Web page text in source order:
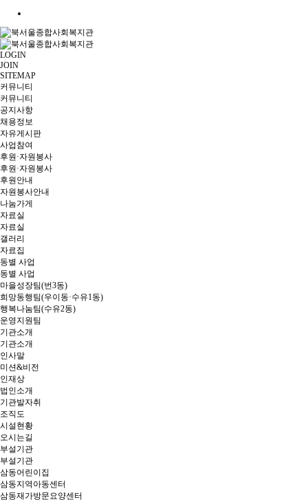
LOGIN
JOIN
SITEMAP
커뮤니티
커뮤니티
공지사항
채용정보
자유게시판
사업참여
후원·자원봉사
후원·자원봉사
후원안내
자원봉사안내
나눔가게
자료실
자료실
갤러리
자료집
동별 사업
동별 사업
마을성장팀(번3동)
희망동행팀(우이동·수유1동)
행복나눔팀(수유2동)
운영지원팀
기관소개
기관소개
인사말
미션&비전
인재상
법인소개
기관발자취
조직도
시설현황
오시는길
부설기관
부설기관
삼동어린이집
삼동지역아동센터
삼동재가방문요양센터